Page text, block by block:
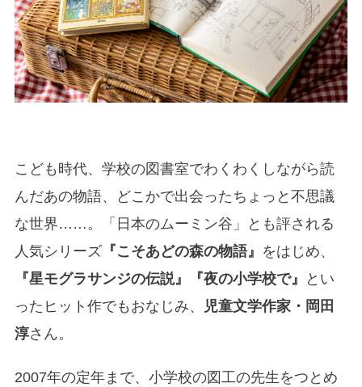
こども時代、学校の図書室でわくわくしながら読
んだあの物語、どこかで出会ったちょっと不思議
な世界……。「日本のムーミン谷」とも評される
人気シリーズ『こそあどの森の物語』 をはじめ、
『星モグラサンジの伝説』『夜の小学校で』
とい
ったヒット作でもおなじみ、
児童文学作家・岡田
淳さん。
2007年の定年まで、小学校の図工の先生をつとめ